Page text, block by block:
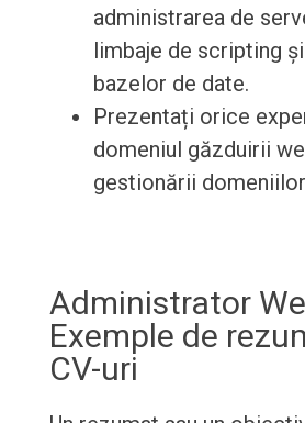
administrarea de
limbaje de scripting
bazelor de date.
Prezentați orice
domeniul găzduirii
gestionării
Administrator
Exemple de
CV-uri